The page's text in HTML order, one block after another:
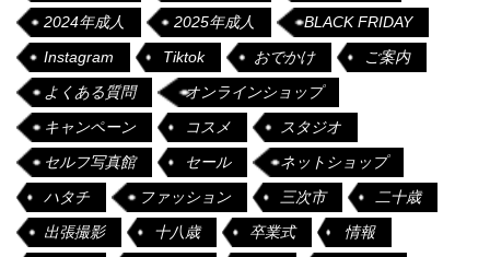
2024年成人
2025年成人
BLACK FRIDAY
Instagram
Tiktok おでかけ
ご案内
よくある質問
オンラインショップ
キャンペーン
コスメ
スタジオ
セルフ写真館
セール
ネットショップ
ハタチ
ファッション 三次市
二十歳
出張撮影
十八歳 卒業式
情報